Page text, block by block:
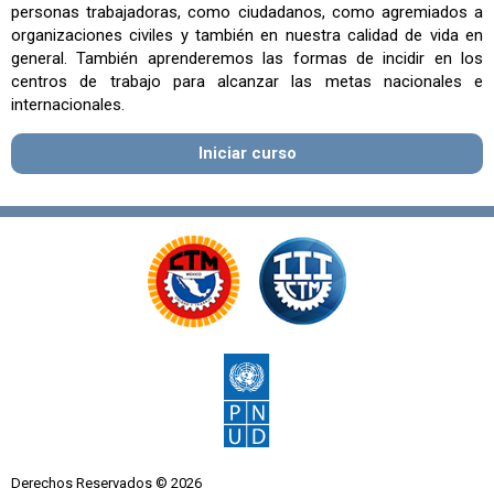
personas trabajadoras, como ciudadanos, como agremiados a
organizaciones civiles y también en nuestra calidad de vida en
general. También aprenderemos las formas de incidir en los
centros de trabajo para alcanzar las metas nacionales e
internacionales.
Iniciar curso
Derechos Reservados © 2026